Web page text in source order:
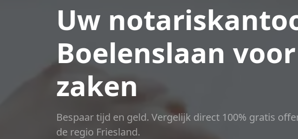
Uw
Boelenslaan
zaken
Bespaar tijd en geld. Vergelijk direct 100% gratis
de regio Friesland.